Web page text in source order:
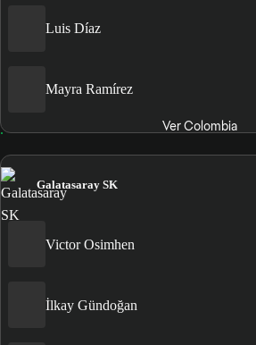
Luis Díaz
Mayra Ramírez
Ver Colombia
Galatasaray SK
Victor Osimhen
İlkay Gündoğan